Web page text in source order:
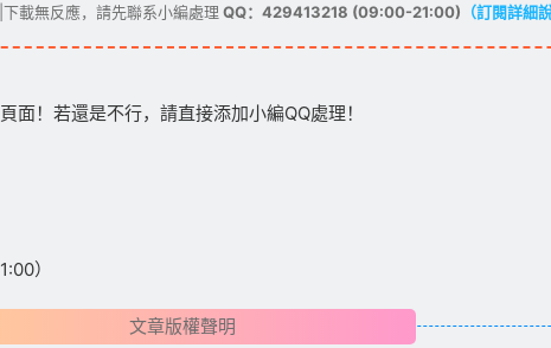
載無反應，請先聯系小編處理 QQ：429413218 (09:00-21:00) （訂閱詳細
！若還是不行，請直接添加小編QQ處理！
）
文章版權聲明